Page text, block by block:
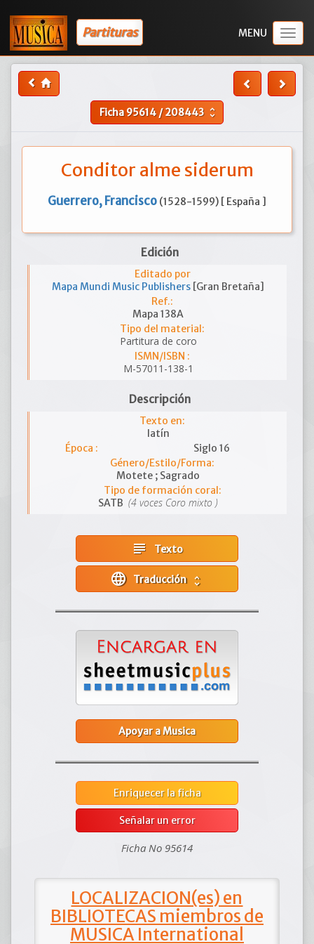
Partituras
Ficha95614/208443 unfold_more
Conditor alme siderum
Guerrero, Francisco (1528-1599) [ España ]
Edición
Editado por
Mapa Mundi Music Publishers [Gran Bretaña]
Ref.:
Mapa 138A
Tipo del material:
Partitura de coro
ISMN/ISBN :
M-57011-138-1
Descripción
Texto en:
latín
Época :
Siglo 16
Género/Estilo/Forma:
Motete ; Sagrado
Tipo de formación coral:
SATB (4 voces Coro mixto )
subject Texto
language unfold_more
Apoyar a Musica
Enriquecer la ficha
Señalar un error
Ficha No 95614
LOCALIZACION(es) en
BIBLIOTECAS miembros de
MUSICA International